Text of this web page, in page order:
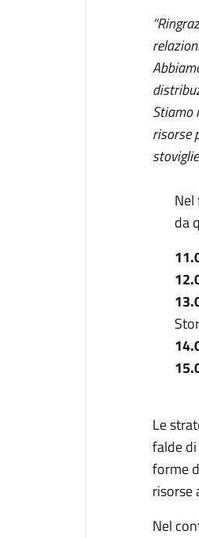
Stiamo
risorse
da
Le
falde
forme
risorse
Nel